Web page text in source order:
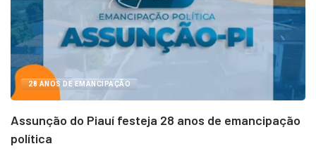
28 ANOS DE EMANCIPAÇÃO
Assunção do Piauí festeja 28 anos de emancipação
política